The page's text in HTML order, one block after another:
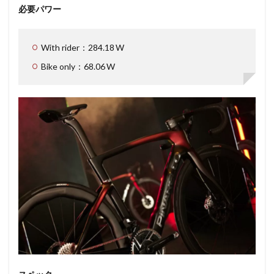
必要パワー
With rider：284.18 W
Bike only：68.06 W